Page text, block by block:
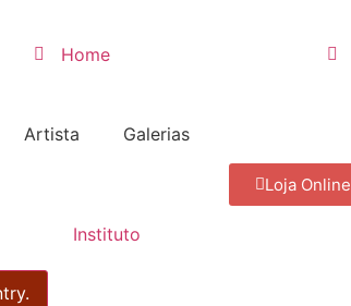
Home
Artista
Galerias
Instituto
Loja Online